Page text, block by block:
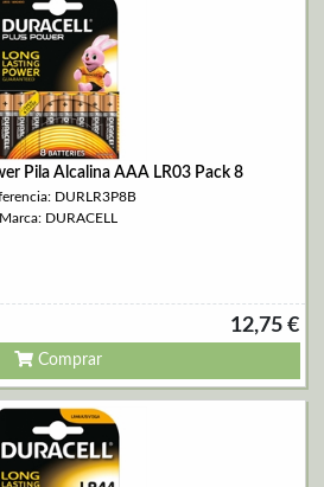
Pila Alcalina AAA LR03 Pack 8
DURLR3P8B
Marca: DURACELL
12,75 €
Comprar